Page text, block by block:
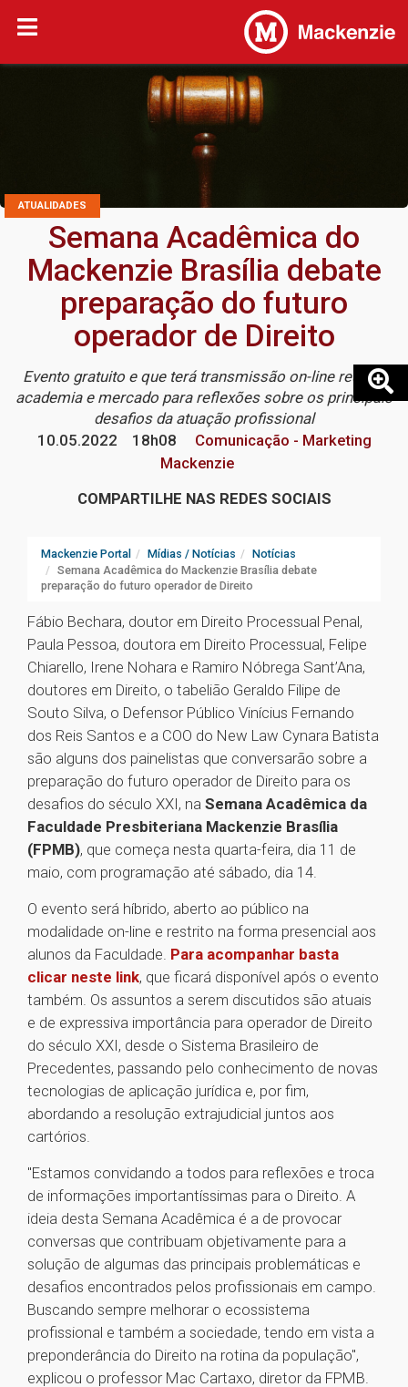
ATUALIDADES
Semana Acadêmica do
Mackenzie Brasília debate
preparação do futuro
operador de Direito
Evento gratuito e que terá transmissão on-line reunirá
academia e mercado para reflexões sobre os principais
desafios da atuação profissional
10.05.2022
18h08
Comunicação - Marketing
Mackenzie
COMPARTILHE NAS REDES SOCIAIS
Mackenzie Portal Mídias / Notícias
Notícias
Semana Acadêmica do Mackenzie Brasília debate
preparação do futuro operador de Direito
Fábio Bechara, doutor em Direito Processual Penal,
Paula Pessoa, doutora em Direito Processual, Felipe
Chiarello, Irene Nohara e Ramiro Nóbrega Sant’Ana,
doutores em Direito, o tabelião Geraldo Filipe de
Souto Silva, o Defensor Público Vinícius Fernando
dos Reis Santos e a COO do New Law Cynara Batista
são alguns dos painelistas que conversarão sobre a
preparação do futuro operador de Direito para os
desafios do século XXI, na Semana Acadêmica da
Faculdade Presbiteriana Mackenzie Brasília
(FPMB), que começa nesta quarta-feira, dia 11 de
maio, com programação até sábado, dia 14.
O evento será híbrido, aberto ao público na
modalidade on-line e restrito na forma presencial aos
alunos da Faculdade. Para acompanhar basta
clicar neste link, que ficará disponível após o evento
também. Os assuntos a serem discutidos são atuais
e de expressiva importância para operador de Direito
do século XXI, desde o Sistema Brasileiro de
Precedentes, passando pelo conhecimento de novas
tecnologias de aplicação jurídica e, por fim,
abordando a resolução extrajudicial juntos aos
cartórios.
"Estamos convidando a todos para reflexões e troca
de informações importantíssimas para o Direito. A
ideia desta Semana Acadêmica é a de provocar
conversas que contribuam objetivamente para a
solução de algumas das principais problemáticas e
desafios encontrados pelos profissionais em campo.
Buscando sempre melhorar o ecossistema
profissional e também a sociedade, tendo em vista a
preponderância do Direito na rotina da população",
explicou o professor Mac Cartaxo, diretor da FPMB.